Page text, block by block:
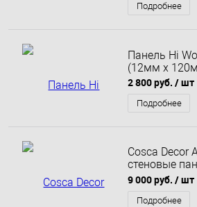
Подробнее
Панель Hi
(12мм х
2 800 руб. / шт
Подробнее
Cosca Decor
стеновые
серый
дымчатый
9 000 руб. / шт
Подробнее